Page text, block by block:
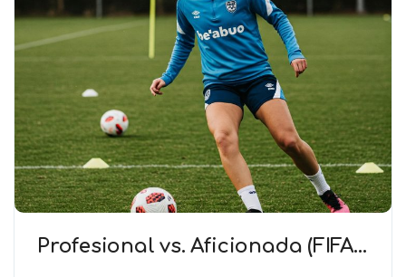
Profesional vs. Aficionada (FIFA)